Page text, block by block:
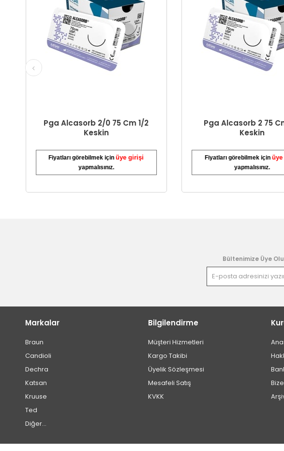
Pga Alcasorb 2/0 75 Cm 1/2
Keskin
Fiyatları görebilmek içinüye girişi
yapmalısınız.
Pga Alcasorb 2 75 Cm
Keskin
Fiyatları görebilmek içinüye
yapmalısınız.
Bültenimize Üye
Markalar
Braun
Candioli
Dechra
Katsan
Kruuse
Ted
Diğer...
Bilgilendirme
Müşteri Hizmetleri
Kargo Takibi
Üyelik Sözleşmesi
Mesafeli Satış
KVKK